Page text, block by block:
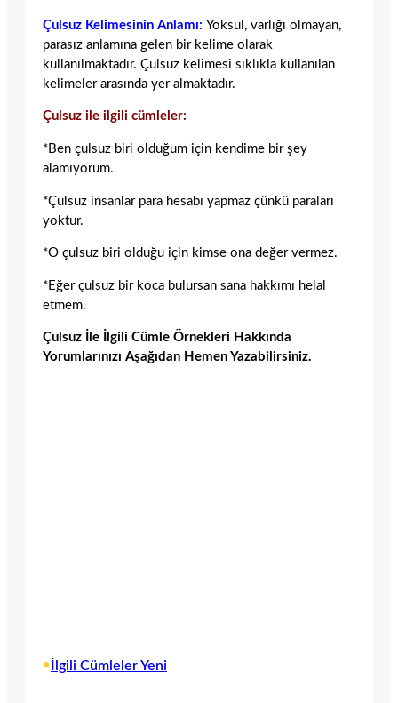
Çulsuz Kelimesinin Anlamı: Yoksul, varlığı olmayan,
parasız anlamına gelen bir kelime olarak
kullanılmaktadır. Çulsuz kelimesi sıklıkla kullanılan
kelimeler arasında yer almaktadır.
Çulsuz ile ilgili cümleler:
*Ben çulsuz biri olduğum için kendime bir şey
alamıyorum.
*Çulsuz insanlar para hesabı yapmaz çünkü paraları
yoktur.
*O çulsuz biri olduğu için kimse ona değer vermez.
*Eğer çulsuz bir koca bulursan sana hakkımı helal
etmem.
Çulsuz İle İlgili Cümle Örnekleri Hakkında
Yorumlarınızı Aşağıdan Hemen Yazabilirsiniz.
• İlgili Cümleler Yeni